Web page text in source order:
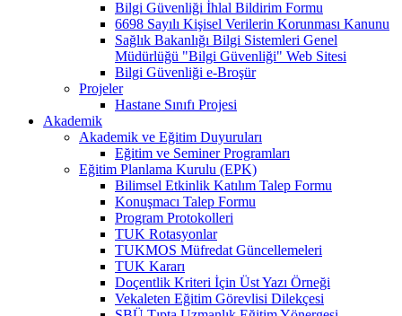
Bilgi Güvenliği İhlal Bildirim Formu
6698 Sayılı Kişisel Verilerin Korunması Kanunu
Sağlık Bakanlığı Bilgi Sistemleri Genel
Müdürlüğü "Bilgi Güvenliği" Web Sitesi
Bilgi Güvenliği e-Broşür
Projeler
Hastane Sınıfı Projesi
Akademik
Akademik ve Eğitim Duyuruları
Eğitim ve Seminer Programları
Eğitim Planlama Kurulu (EPK)
Bilimsel Etkinlik Katılım Talep Formu
Konuşmacı Talep Formu
Program Protokolleri
TUK Rotasyonlar
TUKMOS Müfredat Güncellemeleri
TUK Kararı
Doçentlik Kriteri İçin Üst Yazı Örneği
Vekaleten Eğitim Görevlisi Dilekçesi